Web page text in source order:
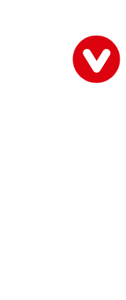
Finanzen